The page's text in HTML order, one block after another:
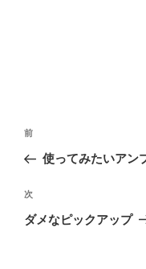
投
ナ
ビ
ゲ
前
の
稿
前
使ってみたいアン
次
の
次
ダメなピックアップ